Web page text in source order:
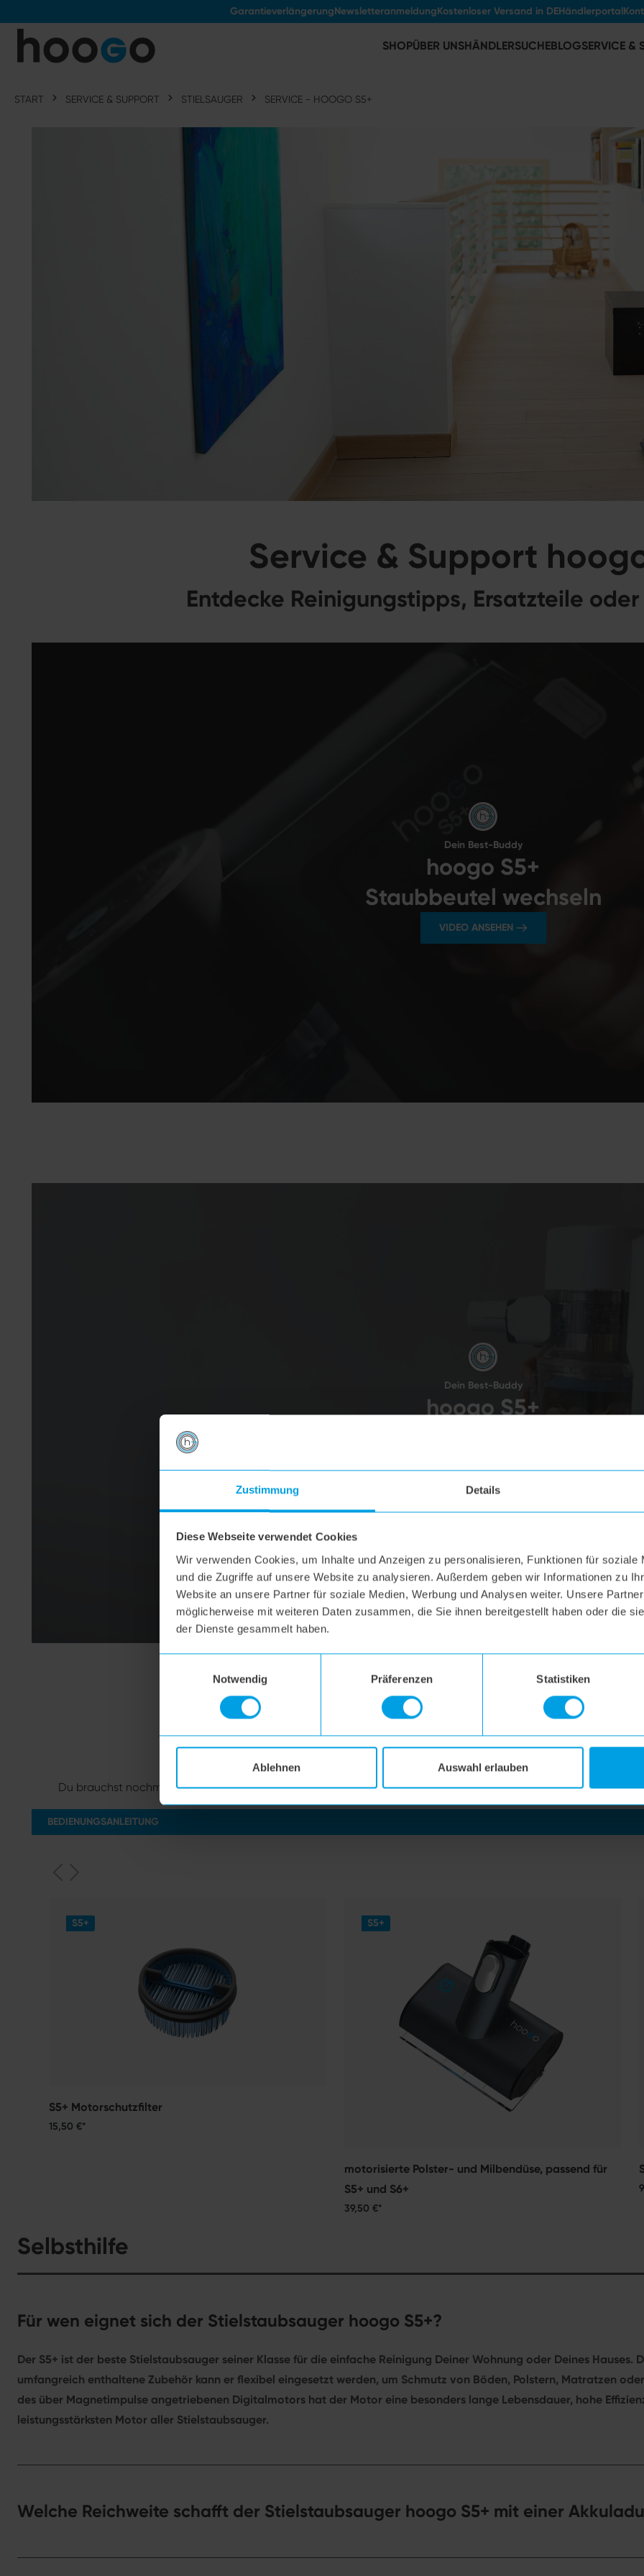
Zustimmung Details
Diese Webseite verwendet Cookies
Wir verwenden Cookies, um Inhalte und Anzeigen zu personalisieren, Funktionen für soziale
und die Zugriffe auf unsere Website zu analysieren. Außerdem geben wir Informationen zu
Website an unsere Partner für soziale Medien, Werbung und Analysen weiter. Unsere
möglicherweise mit weiteren Daten zusammen, die Sie ihnen bereitgestellt haben oder die
der Dienste gesammelt haben.
Notwendig
Präferenzen Statistiken
Ablehnen Auswahl erlauben
GarantieverlängerungNewsletteranmeldungKostenloser Versand in DEHändlerportal
SHOPÜBER UNSHÄNDLERSUCHEBLOGSERVICE &
START SERVICE & SUPPORT STIELSAUGER SERVICE - HOOGO S5+
Service & Support
Entdecke Reinigungstipps, Ersatzteile
Dein Best-Buddy
hoogo S5+
Staubbeutel wechseln
VIDEO ANSEHEN
Dein Best-Buddy
hoogo S5+
VIDEO ANSEHEN
Anleitung
Du brauchst nochmal die Anleitung? Spar Dir die Suche und nutze unseren Download-Bereich. Sollte eine
BEDIENUNGSANLEITUNG
S5+
S5+ Motorschutzfilter
15,50 €*
S5+
motorisierte Polster- und Milbendüse, passend für
S5+ und S6+
39,50 €*
Selbsthilfe
Für wen eignet sich der Stielstaubsauger hoogo S5+?
Der S5+ ist der beste Stielstaubsauger seiner Klasse für die einfache Reinigung Deiner Wohnung oder Deines
umfangreich enthaltene Zubehör kann er flexibel eingesetzt werden, um Schmutz von Böden, Polstern, Matratzen
des über Magnetimpulse angetriebenen Digitalmotors hat der Motor eine besonders lange Lebensdauer, hohe
leistungsstärksten Motor aller Stielstaubsauger.
Welche Reichweite schafft der Stielstaubsauger hoogo S5+ mit einer